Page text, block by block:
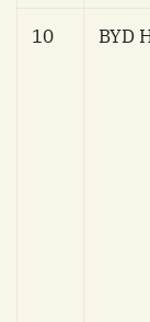
10 BYD